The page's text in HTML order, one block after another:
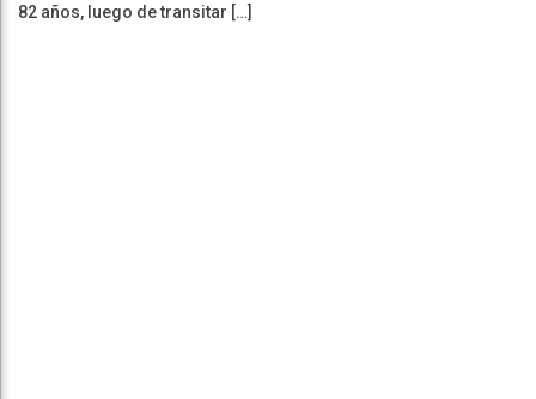
82 años, luego de transitar […]